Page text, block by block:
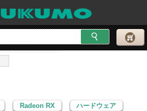
ハードウェア
デスクトップ
Radeon RX ハードウェア